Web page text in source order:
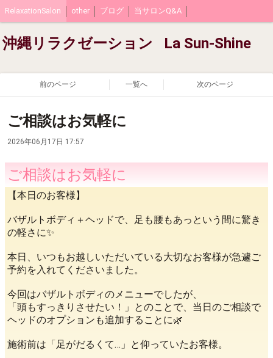
RelaxationSalon other ブログ 当サロンQ&A
沖縄リラクゼーション La Sun-Shine
前のページ 一覧へ 次のページ
ご相談はお気軽に
2026年06月17日 17:57
ご相談はお気軽に
【本日のお客様】
バザルトボディ＋ヘッドで、足も腰もあっという間に驚き
の軽さに✨
​本日、いつもお越しいただいている大切なお客様が急遽ご
予約を入れてくださいました。
​今回はバザルトボディのメニューでしたが、
「頭もすっきりさせたい！」とのことで、当日のご相談で
ヘッドのオプションも追加することに🌿
​施術前は「足がだるくて…」と仰っていたお客様。